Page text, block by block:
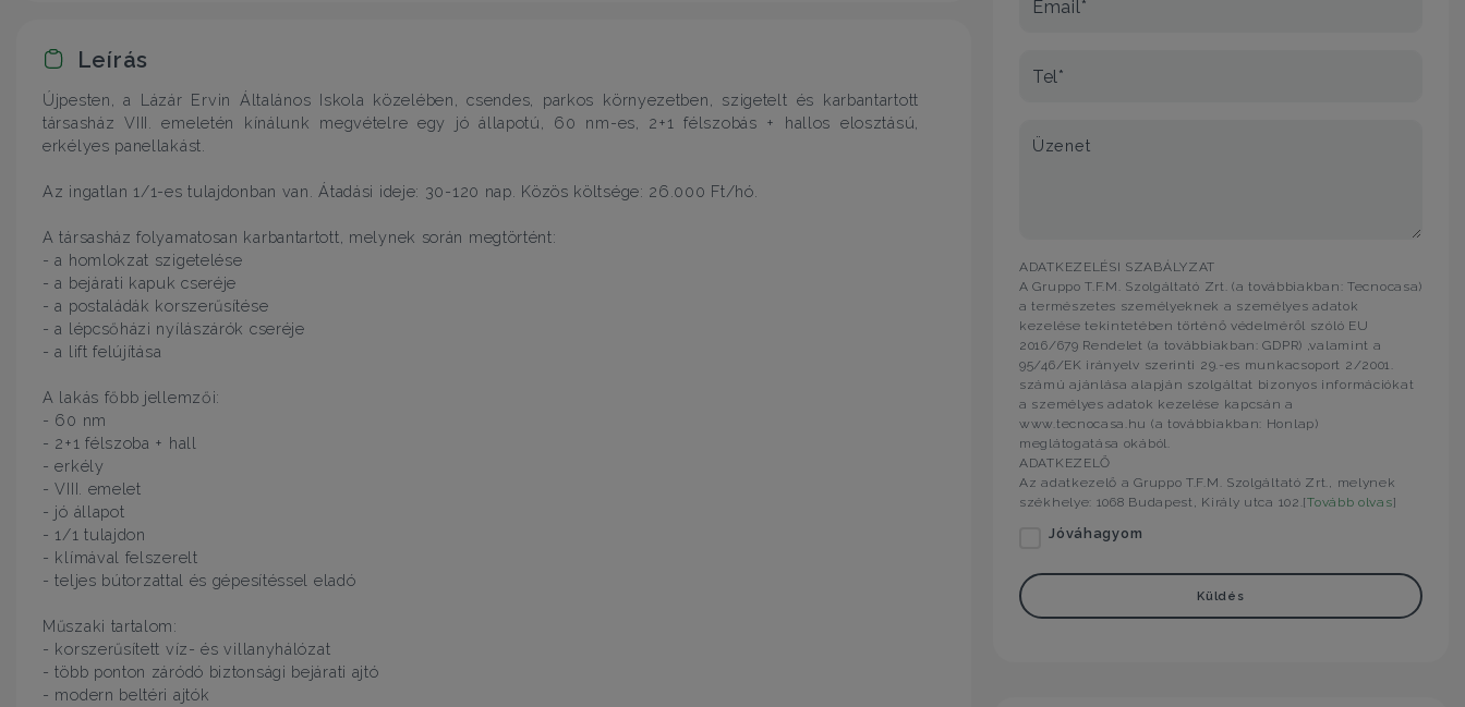
Leírás
Újpesten, a Lázár Ervin Általános Iskola közelében, csendes, parkos környezetben, szigetelt és karbantartott
társasház VIII. emeletén kínálunk megvételre egy jó állapotú, 60 nm-es, 2+1 félszobás + hallos elosztású,
erkélyes panellakást.
Az ingatlan 1/1-es tulajdonban van. Átadási ideje: 30-120 nap. Közös költsége: 26.000 Ft/hó.
A társasház folyamatosan karbantartott, melynek során megtörtént:
- a homlokzat szigetelése
- a bejárati kapuk cseréje
- a postaládák korszerűsítése
- a lépcsőházi nyílászárók cseréje
- a lift felújítása
A lakás főbb jellemzői:
- 60 nm
- 2+1 félszoba + hall
- erkély
- VIII. emelet
- jó állapot
- 1/1 tulajdon
- klímával felszerelt
- teljes bútorzattal és gépesítéssel eladó
Műszaki tartalom:
- korszerűsített víz- és villanyhálózat
- több ponton záródó biztonsági bejárati ajtó
- modern beltéri ajtók
Email*
Tel*
Üzenet
ADATKEZELÉSI SZABÁLYZAT
A Gruppo T.F.M. Szolgáltató Zrt. (a továbbiakban: Tecnocasa)
a természetes személyeknek a személyes adatok
kezelése tekintetében történő védelméről szóló EU
2016/679 Rendelet (a továbbiakban: GDPR) ,valamint a
95/46/EK irányelv szerinti 29.-es munkacsoport 2/2001.
számú ajánlása alapján szolgáltat bizonyos információkat
a személyes adatok kezelése kapcsán a
www.tecnocasa.hu (a továbbiakban: Honlap)
meglátogatása okából.
ADATKEZELŐ
Az adatkezelő a Gruppo T.F.M. Szolgáltató Zrt., melynek
székhelye: 1068 Budapest, Király utca 102.[Tovább olvas]
Jóváhagyom
Küldés